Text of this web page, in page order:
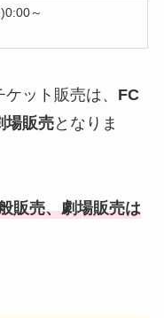
～
ット販売は、 FC
場販売となりま
販売、劇場販売は